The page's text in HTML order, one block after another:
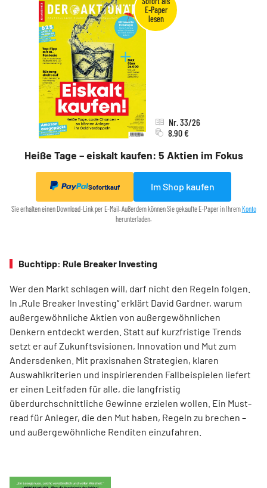
Heiße Tage – eiskalt kaufen: 5 Aktien im Fokus
Nr. 33/26
8,90 €
Sofortkauf Im Shop kaufen
Sie erhalten einen Download-Link per E-Mail. Außerdem können Sie gekaufte E-Paper in Ihrem Konto
herunterladen.
Buchtipp: Rule Breaker Investing
Wer den Markt schlagen will, darf nicht den Regeln folgen.
In „Rule Breaker Investing“ erklärt David Gardner, warum
außergewöhnliche Aktien von außer­gewöhnlichen
Denkern entdeckt werden. Statt auf kurzfristige Trends
setzt er auf Zukunftsvisionen, Innovation und Mut zum
Andersdenken. Mit praxisnahen Strategien, klaren
Auswahlkriterien und inspirierenden Fallbeispielen liefert
er einen Leit­faden für alle, die langfristig
überdurchschnittliche Gewinne erzielen wollen. Ein Must-
read für Anleger, die den Mut haben, Regeln zu brechen –
und außergewöhnliche Renditen einzufahren.